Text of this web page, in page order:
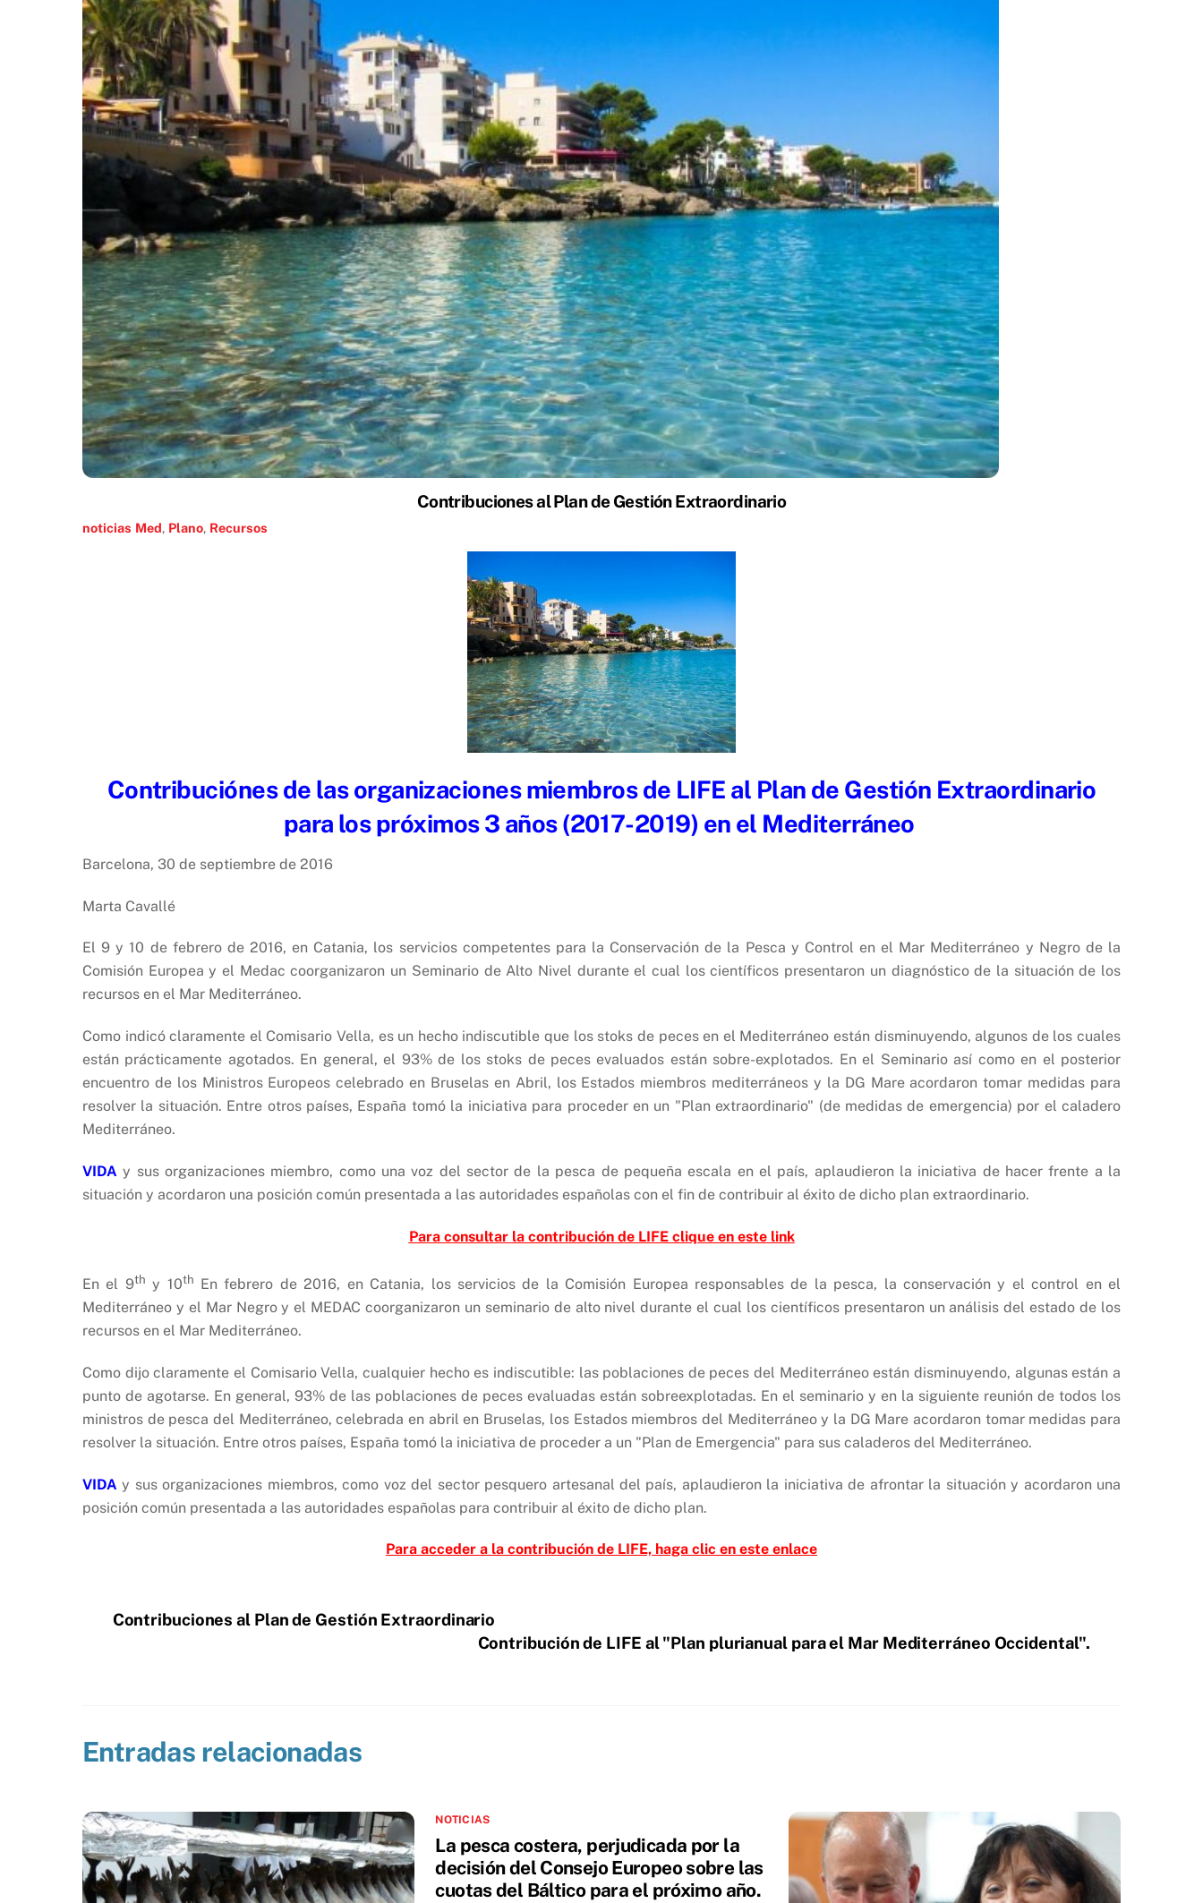
Contribuciones al Plan de Gestión Extraordinario
noticias Med, Plano, Recursos
Contribuciónes de las organizaciones miembros de LIFE al Plan de Gestión Extraordinario
para los próximos 3 años (2017-2019) en el Mediterráneo
Barcelona, 30 de septiembre de 2016
Marta Cavallé
El 9 y 10 de febrero de 2016, en Catania, los servicios competentes para la Conservación de la Pesca y Control en el Mar Mediterráneo y Negro de la
Comisión Europea y el Medac coorganizaron un Seminario de Alto Nivel durante el cual los científicos presentaron un diagnóstico de la situación de los
recursos en el Mar Mediterráneo.
Como indicó claramente el Comisario Vella, es un hecho indiscutible que los stoks de peces en el Mediterráneo están disminuyendo, algunos de los cuales
están prácticamente agotados. En general, el 93% de los stoks de peces evaluados están sobre-explotados. En el Seminario así como en el posterior
encuentro de los Ministros Europeos celebrado en Bruselas en Abril, los Estados miembros mediterráneos y la DG Mare acordaron tomar medidas para
resolver la situación. Entre otros países, España tomó la iniciativa para proceder en un "Plan extraordinario" (de medidas de emergencia) por el caladero
Mediterráneo.
VIDA y sus organizaciones miembro, como una voz del sector de la pesca de pequeña escala en el país, aplaudieron la iniciativa de hacer frente a la
situación y acordaron una posición común presentada a las autoridades españolas con el fin de contribuir al éxito de dicho plan extraordinario.
Para consultar la contribución de LIFE clique en este link
En el 9th y 10th En febrero de 2016, en Catania, los servicios de la Comisión Europea responsables de la pesca, la conservación y el control en el
Mediterráneo y el Mar Negro y el MEDAC coorganizaron un seminario de alto nivel durante el cual los científicos presentaron un análisis del estado de los
recursos en el Mar Mediterráneo.
Como dijo claramente el Comisario Vella, cualquier hecho es indiscutible: las poblaciones de peces del Mediterráneo están disminuyendo, algunas están a
punto de agotarse. En general, 93% de las poblaciones de peces evaluadas están sobreexplotadas. En el seminario y en la siguiente reunión de todos los
ministros de pesca del Mediterráneo, celebrada en abril en Bruselas, los Estados miembros del Mediterráneo y la DG Mare acordaron tomar medidas para
resolver la situación. Entre otros países, España tomó la iniciativa de proceder a un "Plan de Emergencia" para sus caladeros del Mediterráneo.
VIDA y sus organizaciones miembros, como voz del sector pesquero artesanal del país, aplaudieron la iniciativa de afrontar la situación y acordaron una
posición común presentada a las autoridades españolas para contribuir al éxito de dicho plan.
Para acceder a la contribución de LIFE, haga clic en este enlace
Contribuciones al Plan de Gestión Extraordinario
Contribución de LIFE al "Plan plurianual para el Mar Mediterráneo Occidental".
Entradas relacionadas
NOTICIAS
La pesca costera, perjudicada por la
decisión del Consejo Europeo sobre las
cuotas del Báltico para el próximo año.